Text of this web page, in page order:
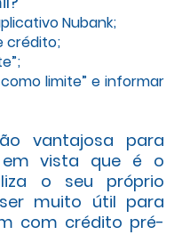
Nubank;
crédito;
limite” e informar
vantajosa para
em vista que é o
o seu próprio
muito útil para
com crédito pré-